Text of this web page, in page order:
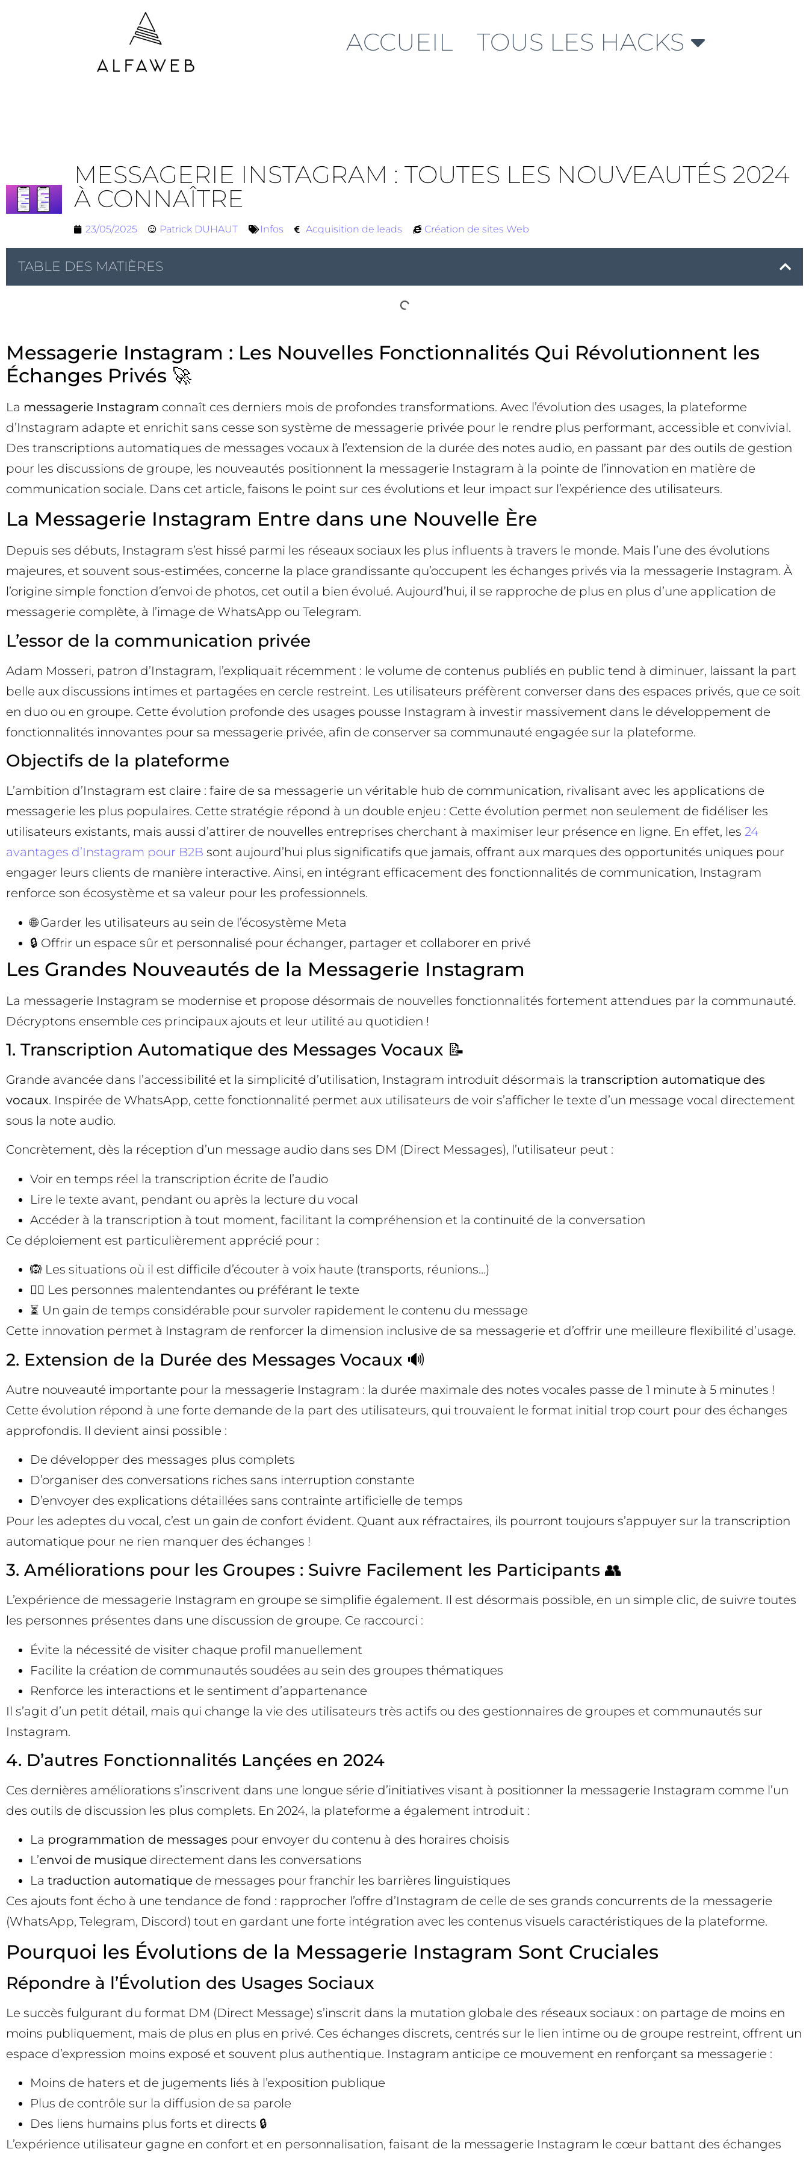
ACCUEIL TOUS LES HACKS
MESSAGERIE INSTAGRAM : TOUTES LES NOUVEAUTÉS 2024
À CONNAÎTRE
23/05/2025 Patrick DUHAUT Infos Acquisition de leads Création de sites Web
TABLE DES MATIÈRES
Messagerie Instagram : Les Nouvelles Fonctionnalités Qui Révolutionnent les
Échanges Privés 🚀
La messagerie Instagram connaît ces derniers mois de profondes transformations. Avec l’évolution des usages, la plateforme
d’Instagram adapte et enrichit sans cesse son système de messagerie privée pour le rendre plus performant, accessible et convivial.
Des transcriptions automatiques de messages vocaux à l’extension de la durée des notes audio, en passant par des outils de gestion
pour les discussions de groupe, les nouveautés positionnent la messagerie Instagram à la pointe de l’innovation en matière de
communication sociale. Dans cet article, faisons le point sur ces évolutions et leur impact sur l’expérience des utilisateurs.
La Messagerie Instagram Entre dans une Nouvelle Ère
Depuis ses débuts, Instagram s’est hissé parmi les réseaux sociaux les plus influents à travers le monde. Mais l’une des évolutions
majeures, et souvent sous-estimées, concerne la place grandissante qu’occupent les échanges privés via la messagerie Instagram. À
l’origine simple fonction d’envoi de photos, cet outil a bien évolué. Aujourd’hui, il se rapproche de plus en plus d’une application de
messagerie complète, à l’image de WhatsApp ou Telegram.
L’essor de la communication privée
Adam Mosseri, patron d’Instagram, l’expliquait récemment : le volume de contenus publiés en public tend à diminuer, laissant la part
belle aux discussions intimes et partagées en cercle restreint. Les utilisateurs préfèrent converser dans des espaces privés, que ce soit
en duo ou en groupe. Cette évolution profonde des usages pousse Instagram à investir massivement dans le développement de
fonctionnalités innovantes pour sa messagerie privée, afin de conserver sa communauté engagée sur la plateforme.
Objectifs de la plateforme
L’ambition d’Instagram est claire : faire de sa messagerie un véritable hub de communication, rivalisant avec les applications de
messagerie les plus populaires. Cette stratégie répond à un double enjeu : Cette évolution permet non seulement de fidéliser les
utilisateurs existants, mais aussi d’attirer de nouvelles entreprises cherchant à maximiser leur présence en ligne. En effet, les 24
avantages d’Instagram pour B2B sont aujourd’hui plus significatifs que jamais, offrant aux marques des opportunités uniques pour
engager leurs clients de manière interactive. Ainsi, en intégrant efficacement des fonctionnalités de communication, Instagram
renforce son écosystème et sa valeur pour les professionnels.
🌐 Garder les utilisateurs au sein de l’écosystème Meta
🔒 Offrir un espace sûr et personnalisé pour échanger, partager et collaborer en privé
Les Grandes Nouveautés de la Messagerie Instagram
La messagerie Instagram se modernise et propose désormais de nouvelles fonctionnalités fortement attendues par la communauté.
Décryptons ensemble ces principaux ajouts et leur utilité au quotidien !
1. Transcription Automatique des Messages Vocaux 📝
Grande avancée dans l’accessibilité et la simplicité d’utilisation, Instagram introduit désormais la transcription automatique des
vocaux. Inspirée de WhatsApp, cette fonctionnalité permet aux utilisateurs de voir s’afficher le texte d’un message vocal directement
sous la note audio.
Concrètement, dès la réception d’un message audio dans ses DM (Direct Messages), l’utilisateur peut :
Voir en temps réel la transcription écrite de l’audio
Lire le texte avant, pendant ou après la lecture du vocal
Accéder à la transcription à tout moment, facilitant la compréhension et la continuité de la conversation
Ce déploiement est particulièrement apprécié pour :
🙉 Les situations où il est difficile d’écouter à voix haute (transports, réunions…)
🧏‍♂️ Les personnes malentendantes ou préférant le texte
⏳ Un gain de temps considérable pour survoler rapidement le contenu du message
Cette innovation permet à Instagram de renforcer la dimension inclusive de sa messagerie et d’offrir une meilleure flexibilité d’usage.
2. Extension de la Durée des Messages Vocaux 🔊
Autre nouveauté importante pour la messagerie Instagram : la durée maximale des notes vocales passe de 1 minute à 5 minutes !
Cette évolution répond à une forte demande de la part des utilisateurs, qui trouvaient le format initial trop court pour des échanges
approfondis. Il devient ainsi possible :
De développer des messages plus complets
D’organiser des conversations riches sans interruption constante
D’envoyer des explications détaillées sans contrainte artificielle de temps
Pour les adeptes du vocal, c’est un gain de confort évident. Quant aux réfractaires, ils pourront toujours s’appuyer sur la transcription
automatique pour ne rien manquer des échanges !
3. Améliorations pour les Groupes : Suivre Facilement les Participants 👥
L’expérience de messagerie Instagram en groupe se simplifie également. Il est désormais possible, en un simple clic, de suivre toutes
les personnes présentes dans une discussion de groupe. Ce raccourci :
Évite la nécessité de visiter chaque profil manuellement
Facilite la création de communautés soudées au sein des groupes thématiques
Renforce les interactions et le sentiment d’appartenance
Il s’agit d’un petit détail, mais qui change la vie des utilisateurs très actifs ou des gestionnaires de groupes et communautés sur
Instagram.
4. D’autres Fonctionnalités Lançées en 2024
Ces dernières améliorations s’inscrivent dans une longue série d’initiatives visant à positionner la messagerie Instagram comme l’un
des outils de discussion les plus complets. En 2024, la plateforme a également introduit :
La programmation de messages pour envoyer du contenu à des horaires choisis
L’envoi de musique directement dans les conversations
La traduction automatique de messages pour franchir les barrières linguistiques
Ces ajouts font écho à une tendance de fond : rapprocher l’offre d’Instagram de celle de ses grands concurrents de la messagerie
(WhatsApp, Telegram, Discord) tout en gardant une forte intégration avec les contenus visuels caractéristiques de la plateforme.
Pourquoi les Évolutions de la Messagerie Instagram Sont Cruciales
Répondre à l’Évolution des Usages Sociaux
Le succès fulgurant du format DM (Direct Message) s’inscrit dans la mutation globale des réseaux sociaux : on partage de moins en
moins publiquement, mais de plus en plus en privé. Ces échanges discrets, centrés sur le lien intime ou de groupe restreint, offrent un
espace d’expression moins exposé et souvent plus authentique. Instagram anticipe ce mouvement en renforçant sa messagerie :
Moins de haters et de jugements liés à l’exposition publique
Plus de contrôle sur la diffusion de sa parole
Des liens humains plus forts et directs 🔒
L’expérience utilisateur gagne en confort et en personnalisation, faisant de la messagerie Instagram le cœur battant des échanges